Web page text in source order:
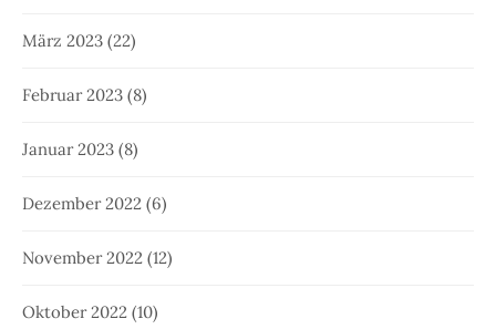
März 2023 (22)
Februar 2023 (8)
Januar 2023 (8)
Dezember 2022 (6)
November 2022 (12)
Oktober 2022 (10)